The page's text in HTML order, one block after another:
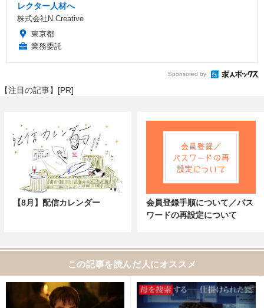
レクター人材へ
株式会社N.Creative
東京都
業務委託
Sponsored by
【注目の記事】[PR]
【8月】配信カレンダー
会員登録手順について／パス
ワードの再設定について
この記事を読んだ人にオススメ